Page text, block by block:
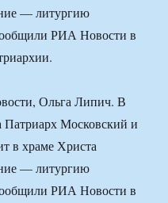
— литургию
РИА Новости в
Ольга Липич. В
Патриарх Московский и
в храме Христа
— литургию
РИА Новости в